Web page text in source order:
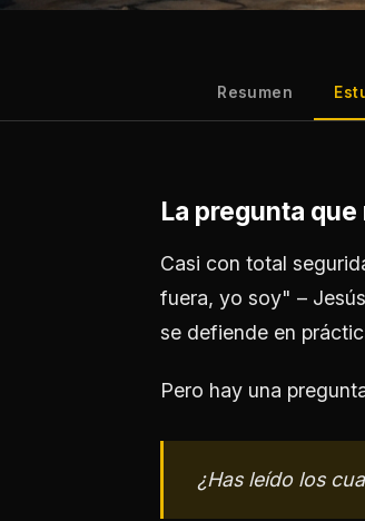
Resumen
La pregunta
Casi con total
fuera, yo soy" –
se defiende en
Pero hay una
¿Has leído los